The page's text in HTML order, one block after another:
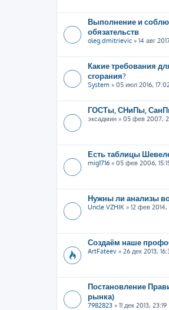
Выполнение и
обязательств
oleg.dmitrievic » 14 авг
Какие требования
сгорания?
System » 05 июл 2016,
ГОСТы, СНиПы,
эксадмин » 05 фев 2007,
Есть таблицы
mig1716 » 05 фев 2006,
Нужны ли анализы
Uncle VZHIK » 12 фев 2014,
Создаём наше
ArtFateev » 26 дек 2013,
Постановление
рынка)
7982823 » 11 дек 2013, 23:19